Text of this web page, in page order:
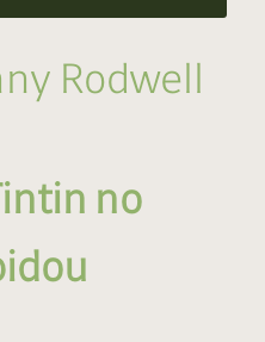
Rodwell
no